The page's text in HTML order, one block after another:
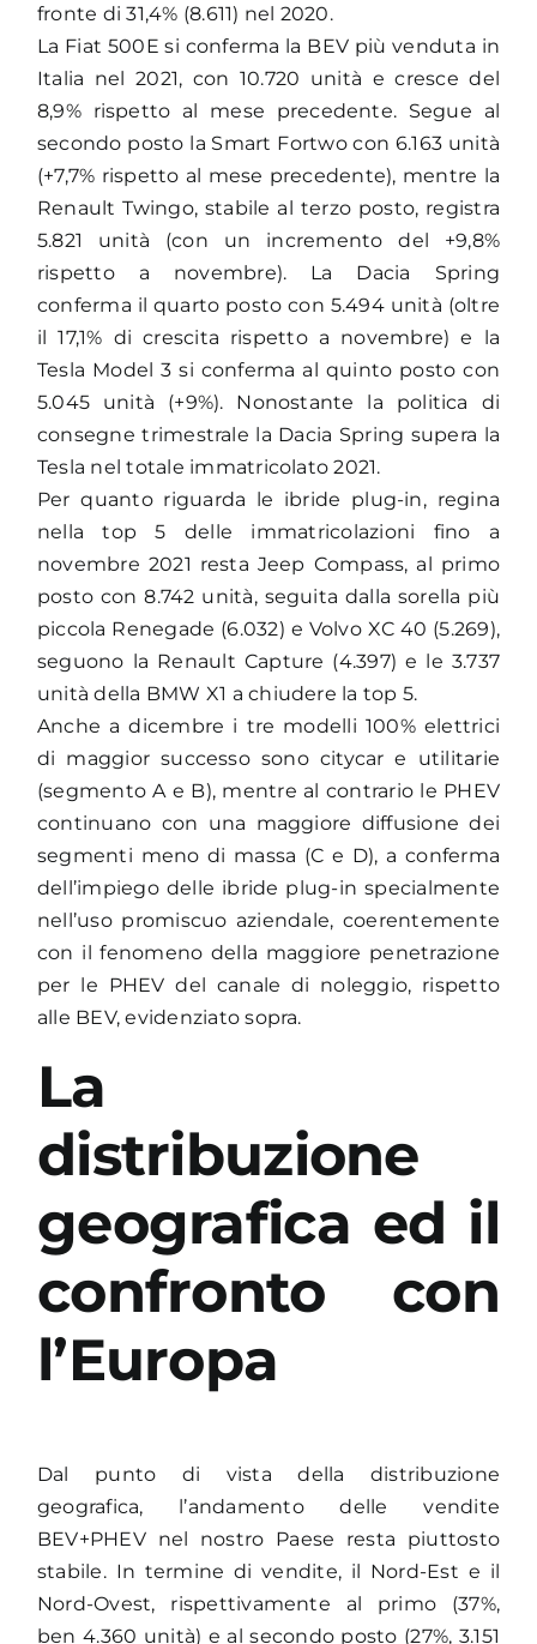
fronte di 31,4% (8.611) nel 2020.
La Fiat 500E si conferma la BEV più venduta in
Italia nel 2021, con 10.720 unità e cresce del
8,9% rispetto al mese precedente. Segue al
secondo posto la Smart Fortwo con 6.163 unità
(+7,7% rispetto al mese precedente), mentre la
Renault Twingo, stabile al terzo posto, registra
5.821 unità (con un incremento del +9,8%
rispetto a novembre). La Dacia Spring
conferma il quarto posto con 5.494 unità (oltre
il 17,1% di crescita rispetto a novembre) e la
Tesla Model 3 si conferma al quinto posto con
5.045 unità (+9%). Nonostante la politica di
consegne trimestrale la Dacia Spring supera la
Tesla nel totale immatricolato 2021.
Per quanto riguarda le ibride plug-in, regina
nella top 5 delle immatricolazioni fino a
novembre 2021 resta Jeep Compass, al primo
posto con 8.742 unità, seguita dalla sorella più
piccola Renegade (6.032) e Volvo XC 40 (5.269),
seguono la Renault Capture (4.397) e le 3.737
unità della BMW X1 a chiudere la top 5.
Anche a dicembre i tre modelli 100% elettrici
di maggior successo sono citycar e utilitarie
(segmento A e B), mentre al contrario le PHEV
continuano con una maggiore diffusione dei
segmenti meno di massa (C e D), a conferma
dell’impiego delle ibride plug-in specialmente
nell’uso promiscuo aziendale, coerentemente
con il fenomeno della maggiore penetrazione
per le PHEV del canale di noleggio, rispetto
alle BEV, evidenziato sopra.
La
distribuzione
geografica ed il
confronto con
l’Europa
Dal punto di vista della distribuzione
geografica, l’andamento delle vendite
BEV+PHEV nel nostro Paese resta piuttosto
stabile. In termine di vendite, il Nord-Est e il
Nord-Ovest, rispettivamente al primo (37%,
ben 4.360 unità) e al secondo posto (27%, 3.151